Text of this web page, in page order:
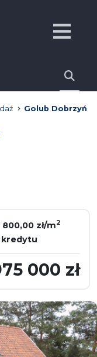
Golub Dobrzyń
800,00 zł/m2
kredytu
000 zł